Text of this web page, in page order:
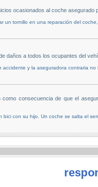
ocasionados al coche
un tornillo en una reparación del
daños a todos los ocupantes del
y la aseguradora contraria
como consecuencia de que el
con su hijo. Un coche se salta el